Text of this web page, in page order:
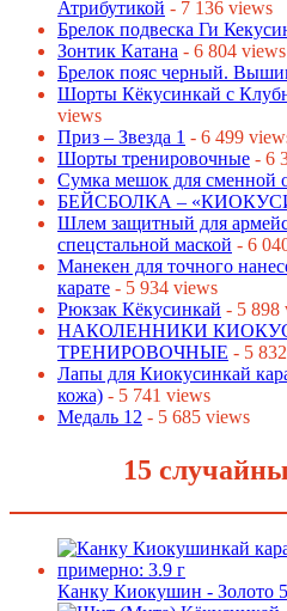
Атрибутикой - 7 136 views
Брелок подвеска Ги
Зонтик Катана - 6 804 views
Брелок пояс черный.
Шорты Кёкусинкай с
views
Приз – Звезда 1 - 6 499
Шорты тренировочные - 6
Сумка мешок для сменной
БЕЙСБОЛКА –
Шлем защитный для
спецстальной маской - 6
Манекен для точного
карате - 5 934 views
Рюкзак Кёкусинкай - 5 898
НАКОЛЕННИКИ
ТРЕНИРОВОЧНЫЕ - 5
Лапы для Киокусинкай
кожа) - 5 741 views
Медаль 12 - 5 685 views
15
Канку Киокушин - Золото